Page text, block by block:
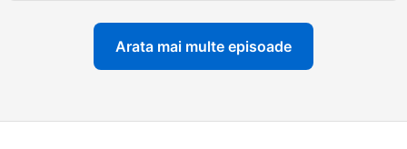
Arata mai multe episoade